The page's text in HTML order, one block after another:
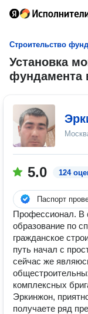
Строительство
Установка
фундамента
5.0 124
Паспорт
Профессионал. В
образование по
гражданское
путь начал с
сейчас же
комплексных
Эркинжон,
получаете ряд